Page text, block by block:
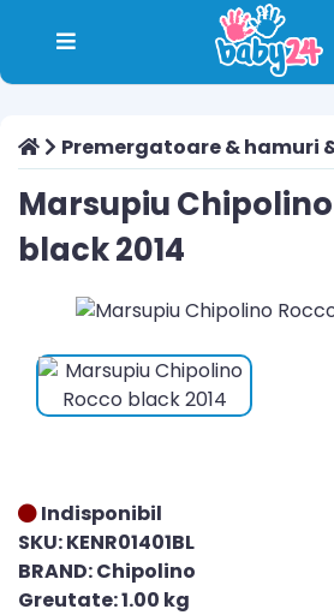
Premergatoare & hamuri
Marsupiu
black 2014
Indisponibil
SKU: KENR01401BL
BRAND: Chipolino
Greutate: 1.00 kg